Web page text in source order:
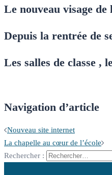
Le nouveau visage
Depuis la rentrée de
Les salles de classe ,
Navigation d’article
Nouveau site internet
La chapelle au cœur de l’école
Rechercher :